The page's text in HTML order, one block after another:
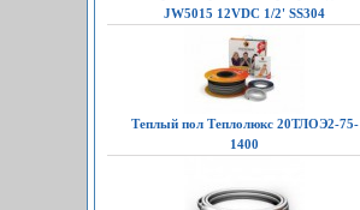
JW5015 12VDC 1/2' SS304
Теплый пол Теплолюкс 20ТЛОЭ2-75-
1400